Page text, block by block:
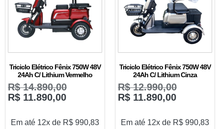
Triciclo Elétrico Fênix 750W 48V
24Ah C/ Lithium Vermelho
R$14.890,00
R$ 11.890,00
Em até 12x de R$ 990,83
Triciclo Elétrico Fênix 750W 48V
24Ah C/ Lithium Cinza
R$12.990,00
R$ 11.890,00
Em até 12x de R$ 990,83